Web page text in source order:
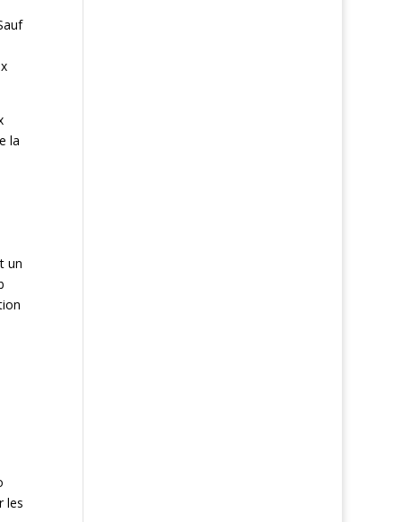
la
un
les